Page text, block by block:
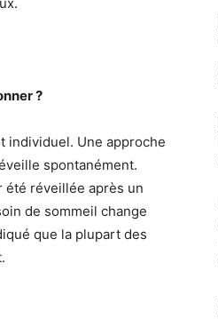
?
individuel. Une approche
spontanément.
été réveillée après un
de sommeil change
que la plupart des